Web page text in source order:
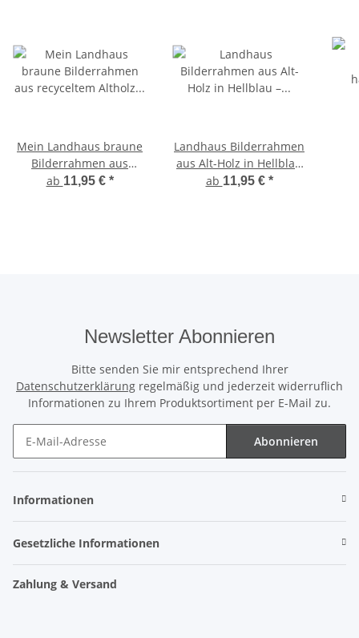
Mein Landhaus braune
Bilderrahmen aus
recyceltem Altholz
ab 11,95 € *
Landhaus Bilderrahmen
aus Alt-Holz in Hellblau
– handgefertigtes Unikat
ab 11,95 € *
Newsletter Abonnieren
Bitte senden Sie mir entsprechend Ihrer
Datenschutzerklärung regelmäßig und jederzeit widerruflich
Informationen zu Ihrem Produktsortiment per E-Mail zu.
Abonnieren
Informationen
Gesetzliche Informationen
Zahlung & Versand